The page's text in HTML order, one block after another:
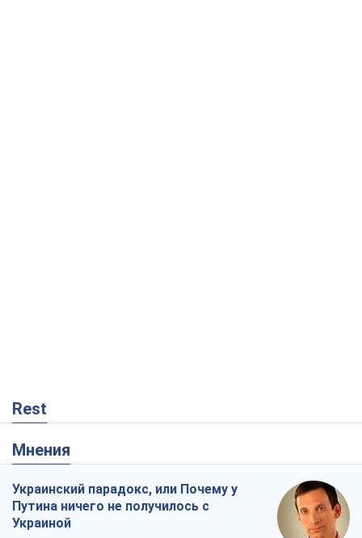
Rest
Мнения
Украинский парадокс, или Почему у
Путина ничего не получилось с
Украиной